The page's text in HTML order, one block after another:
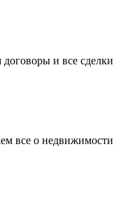
и все сделки
все о недвижимости